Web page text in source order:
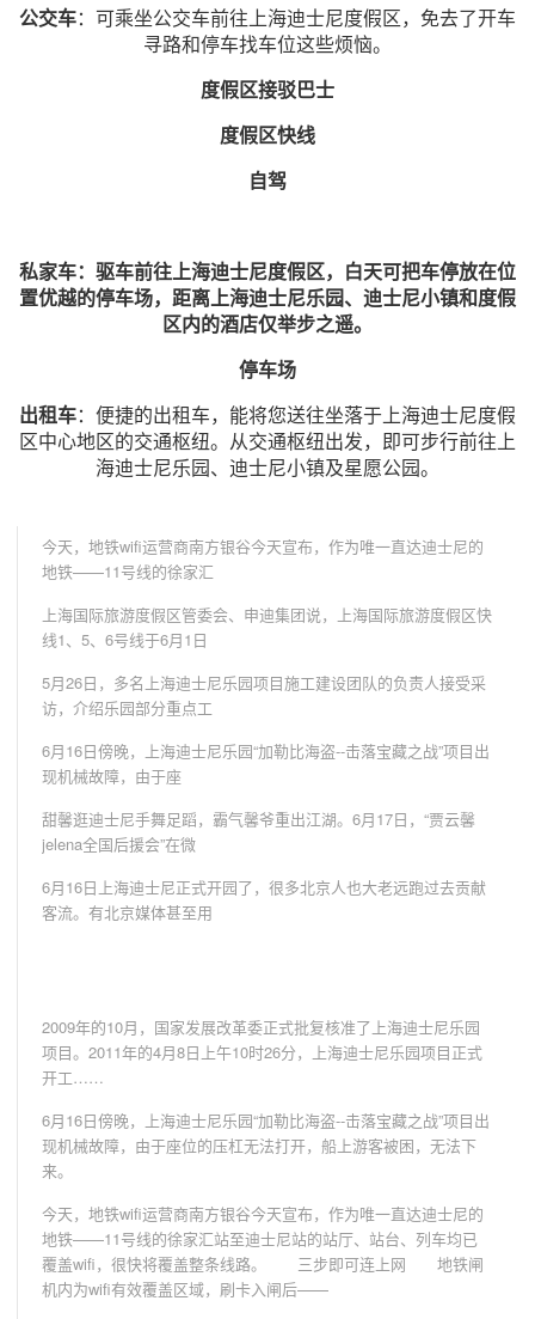
公交车：可乘坐公交车前往上海迪士尼度假区，免去了开车
寻路和停车找车位这些烦恼。
度假区接驳巴士
度假区快线
自驾
私家车：驱车前往上海迪士尼度假区，白天可把车停放在位
置优越的停车场，距离上海迪士尼乐园、迪士尼小镇和度假
区内的酒店仅举步之遥。
停车场
出租车：便捷的出租车，能将您送往坐落于上海迪士尼度假
区中心地区的交通枢纽。从交通枢纽出发，即可步行前往上
海迪士尼乐园、迪士尼小镇及星愿公园。
今天，地铁wifi运营商南方银谷今天宣布，作为唯一直达迪士尼的
地铁——11号线的徐家汇
上海国际旅游度假区管委会、申迪集团说，上海国际旅游度假区快
线1、5、6号线于6月1日
5月26日，多名上海迪士尼乐园项目施工建设团队的负责人接受采
访，介绍乐园部分重点工
6月16日傍晚，上海迪士尼乐园“加勒比海盗--击落宝藏之战”项目出
现机械故障，由于座
甜馨逛迪士尼手舞足蹈，霸气馨爷重出江湖。6月17日，“贾云馨
jelena全国后援会”在微
6月16日上海迪士尼正式开园了，很多北京人也大老远跑过去贡献
客流。有北京媒体甚至用
2009年的10月，国家发展改革委正式批复核准了上海迪士尼乐园
项目。2011年的4月8日上午10时26分，上海迪士尼乐园项目正式
开工……
6月16日傍晚，上海迪士尼乐园“加勒比海盗--击落宝藏之战”项目出
现机械故障，由于座位的压杠无法打开，船上游客被困，无法下
来。
今天，地铁wifi运营商南方银谷今天宣布，作为唯一直达迪士尼的
地铁——11号线的徐家汇站至迪士尼站的站厅、站台、列车均已
覆盖wifi，很快将覆盖整条线路。 三步即可连上网 地铁闸
机内为wifi有效覆盖区域，刷卡入闸后——